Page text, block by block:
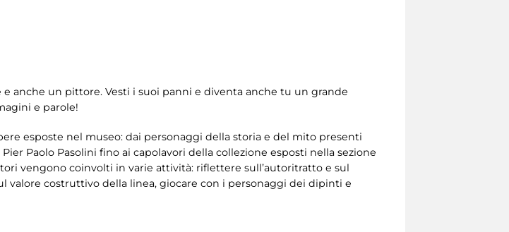
anche un pittore. Vesti i suoi panni e diventa anche tu un grande
e parole!
esposte nel museo: dai personaggi della storia e del mito presenti
Paolo Pasolini fino ai capolavori della collezione esposti nella sezione
vengono coinvolti in varie attività: riflettere sull’autoritratto e sul
valore costruttivo della linea, giocare con i personaggi dei dipinti e